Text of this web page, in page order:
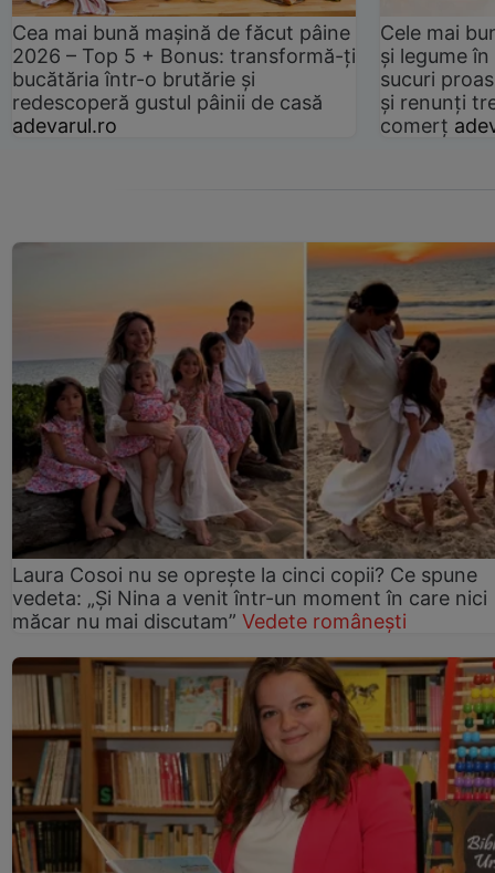
Cea mai bună mașină de făcut pâine
2026 – Top 5 + Bonus: transformă-ți
bucătăria într-o brutărie și
redescoperă gustul pâinii de casă
adevarul.ro
Cele mai
și legume
sucuri
și renunți
comerț
Laura Cosoi nu se oprește la cinci copii? Ce spune
vedeta: „Și Nina a venit într-un moment în care nici
măcar nu mai discutam” Vedete românești